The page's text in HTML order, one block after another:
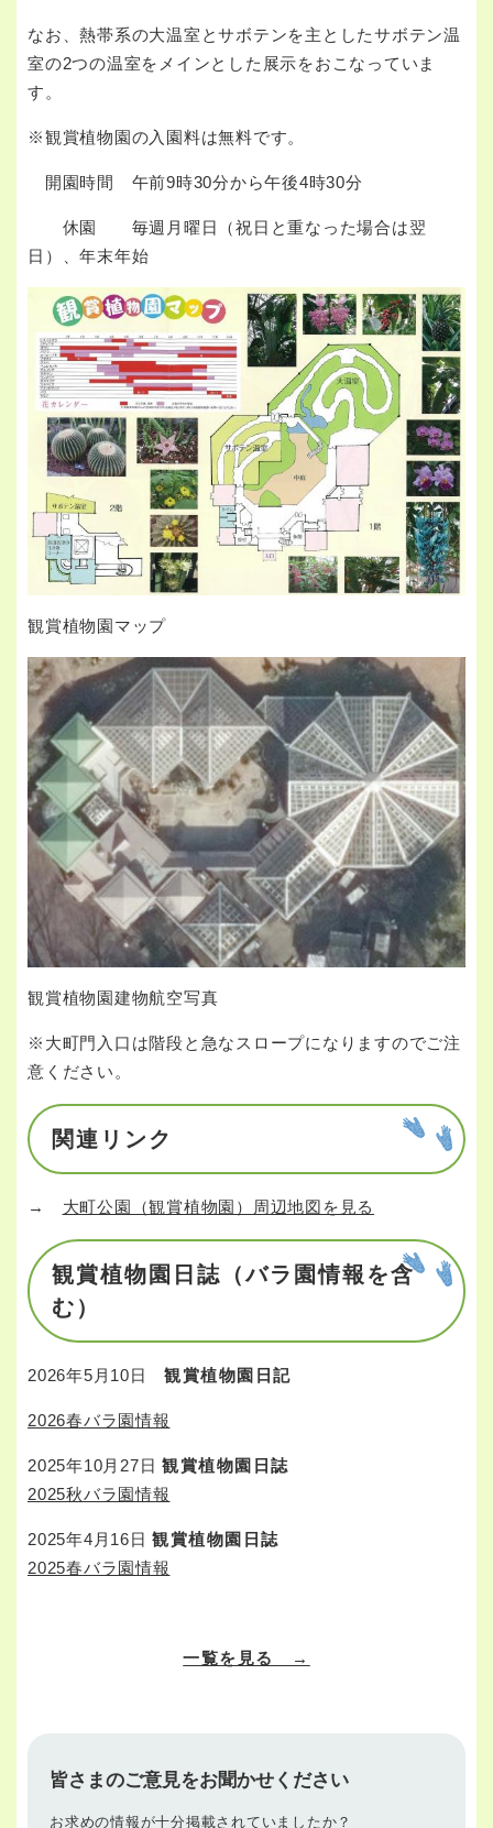
なお、熱帯系の大温室とサボテンを主としたサボテン温
室の2つの温室をメインとした展示をおこなっていま
す。
※観賞植物園の入園料は無料です。
開園時間 午前9時30分から午後4時30分
休園 毎週月曜日（祝日と重なった場合は翌
日）、年末年始
観賞植物園マップ
観賞植物園建物航空写真
※大町門入口は階段と急なスロープになりますのでご注
意ください。
関連リンク
→ 大町公園（観賞植物園）周辺地図を見る
観賞植物園日誌（バラ園情報を含
む）
2026年5月10日観賞植物園日記
2026春バラ園情報
2025年10月27日 観賞植物園日誌
2025秋バラ園情報
2025年4月16日観賞植物園日誌
2025春バラ園情報
一覧を見る →
皆さまのご意見をお聞かせください
お求めの情報が十分掲載されていましたか？